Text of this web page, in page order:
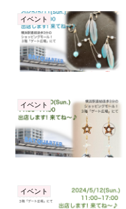
イベント
イベント
イベント